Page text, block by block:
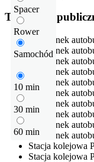
Spacer
Rower
Samochód
10 min
30 min
60 min
Transport
Przystanek
Przystanek
Przystanek
Przystanek
Przystanek
Przystanek
Przystanek
Przystanek
Przystanek
Przystanek
Stacja kolejowa
Stacja kolejowa